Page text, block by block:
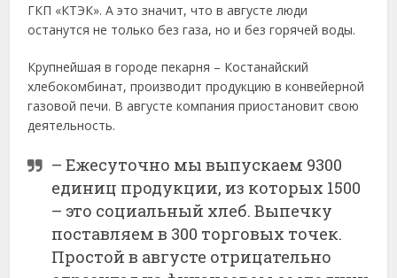
ГКП «КТЭК». А это значит, что в августе люди
останутся не только без газа, но и без горячей воды.
Крупнейшая в городе пекарня – Костанайский
хлебокомбинат, производит продукцию в конвейерной
газовой печи. В августе компания приостановит свою
деятельность.
– Ежесуточно мы выпускаем 9300
единиц продукции, из которых 1500
– это социальный хлеб. Выпечку
поставляем в 300 торговых точек.
Простой в августе отрицательно